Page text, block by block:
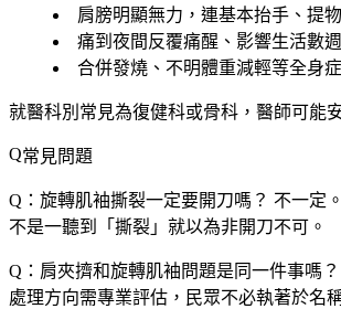
肩膀明顯無力 ，連基本抬手、提
痛到 夜間反覆痛醒 、影響生活數
合併發燒、不明體重減輕等全身
就醫科別常見為復健科或骨科，醫師可能
常見問題
Q：旋轉肌袖撕裂一定要開刀嗎？ 不一定
不是一聽到「撕裂」就以為非開刀不可。
Q：肩夾擠和旋轉肌袖問題是同一件事嗎？
處理方向需專業評估，民眾不必執著於名